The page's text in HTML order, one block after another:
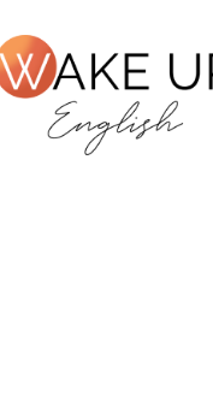
Старт: 2 марта 2026 года
ПРИСОЕДИНИТЬСЯ